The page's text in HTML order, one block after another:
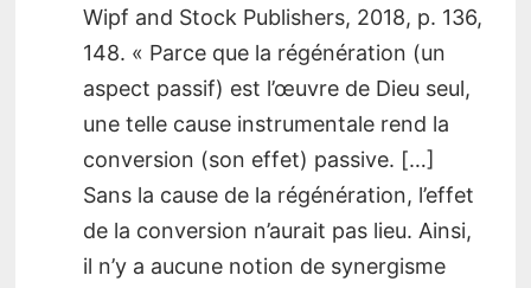
Wipf and Stock Publishers, 2018, p. 136,
148. « Parce que la régénération (un
aspect passif) est l’œuvre de Dieu seul,
une telle cause instrumentale rend la
conversion (son effet) passive. […]
Sans la cause de la régénération, l’effet
de la conversion n’aurait pas lieu. Ainsi,
il n’y a aucune notion de synergisme